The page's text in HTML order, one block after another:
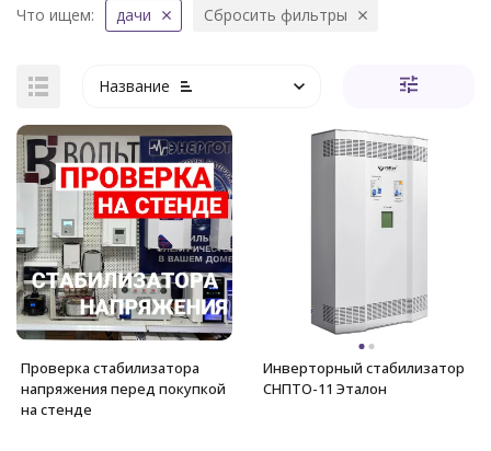
Что ищем: дачи Сбросить фильтры
Название
Проверка стабилизатора
напряжения перед покупкой
на стенде
Инверторный стабилизатор
СНПТО-11 Эталон